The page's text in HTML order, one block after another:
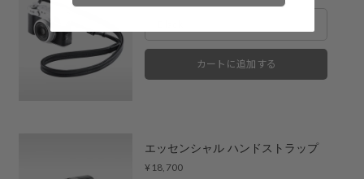
※最新の在庫状況は店舗へ直接お電話下さいませ。
※各店舗の詳細は
カートに追加する
エッセンシャル ハンドストラップ
Price
¥18,700